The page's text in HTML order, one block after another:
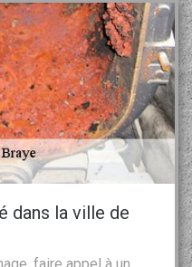
dans la ville de
faire appel à un